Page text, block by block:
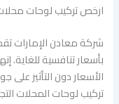
ارخص تركيب لوحات
شركة معادن الإمارات
بأسعار تنافسية
الأسعار دون التأثير على
تركيب لوحات المحلات